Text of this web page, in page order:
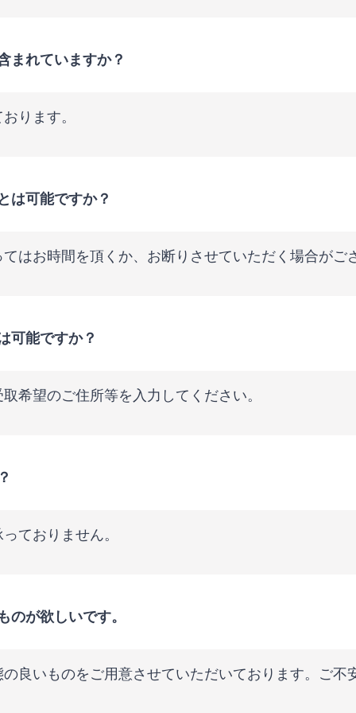
まれていますか？
ります。
は可能ですか？
はお時間を頂くか、お断りさせていただく場合がご
可能ですか？
希望のご住所等を入力してください。
ておりません。
のが欲しいです。
良いものをご用意させていただいております。ご不